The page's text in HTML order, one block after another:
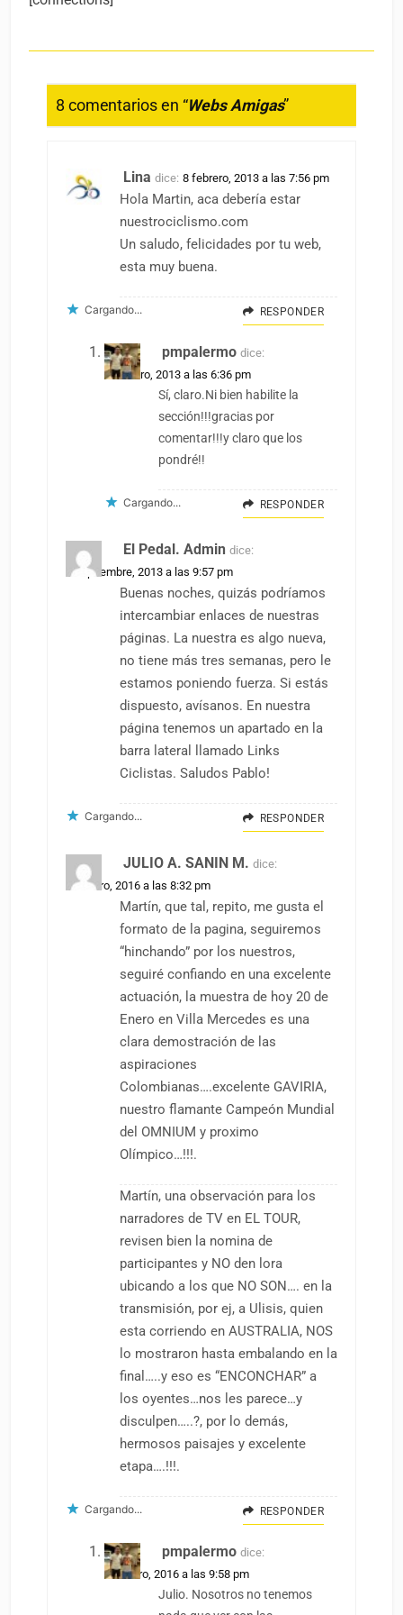
8 comentarios en “Webs Amigas”
Lina dice: 8 febrero, 2013 a las 7:56 pm
Hola Martin, aca debería estar
nuestrociclismo.com
Un saludo, felicidades por tu web,
esta muy buena.
Cargando... RESPONDER
pmpalermo dice:
9 febrero, 2013 a las 6:36 pm
Sí, claro.Ni bien habilite la
sección!!!gracias por
comentar!!!y claro que los
pondré!!
Cargando... RESPONDER
El Pedal. Admin dice:
7 septiembre, 2013 a las 9:57 pm
Buenas noches, quizás podríamos
intercambiar enlaces de nuestras
páginas. La nuestra es algo nueva,
no tiene más tres semanas, pero le
estamos poniendo fuerza. Si estás
dispuesto, avísanos. En nuestra
página tenemos un apartado en la
barra lateral llamado Links
Ciclistas. Saludos Pablo!
Cargando... RESPONDER
JULIO A. SANIN M. dice:
20 enero, 2016 a las 8:32 pm
Martín, que tal, repito, me gusta el
formato de la pagina, seguiremos
“hinchando” por los nuestros,
seguiré confiando en una excelente
actuación, la muestra de hoy 20 de
Enero en Villa Mercedes es una
clara demostración de las
aspiraciones
Colombianas….excelente GAVIRIA,
nuestro flamante Campeón Mundial
del OMNIUM y proximo
Olímpico…!!!.
Martín, una observación para los
narradores de TV en EL TOUR,
revisen bien la nomina de
participantes y NO den lora
ubicando a los que NO SON…. en la
transmisión, por ej, a Ulisis, quien
esta corriendo en AUSTRALIA, NOS
lo mostraron hasta embalando en la
final…..y eso es “ENCONCHAR” a
los oyentes…nos les parece…y
disculpen…..?, por lo demás,
hermosos paisajes y excelente
etapa….!!!.
Cargando... RESPONDER
pmpalermo dice:
20 enero, 2016 a las 9:58 pm
Julio. Nosotros no tenemos